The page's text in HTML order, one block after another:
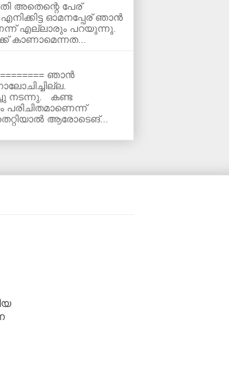
അതെന്റെ പേര്
ഓമനപ്പേര് ഞാന്‍
എല്ലാരും പറയുന്നു.
കാണാമെന്നത...
ഞാൻ
നടന്നു. കണ്ട
പരിചിതമാണെന്ന്
ആരോടെങ്...